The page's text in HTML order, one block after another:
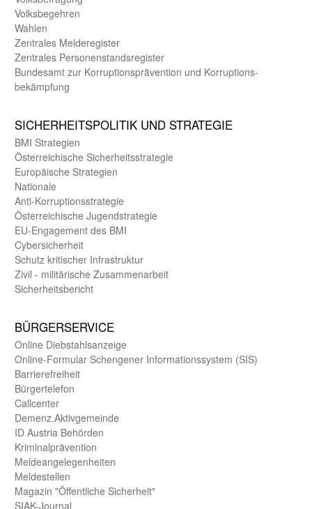
Volks­begehren
Wahlen
Zentrales Melde­register
Zentrales Personen­stands­register
Bundes­amt zur Korrup­tions­prävention und Korrup­tions­
bekämpfung
SICHER­HEITS­POLITIK UND STRATEGIE
BMI Strategien
Öster­reichische Sicherheits­strategie
Europäische Strategien
Nationale
Anti-Korruptions­strategie
Öster­reichische Jugend­strategie
EU-Engagement des BMI
Cybersicherheit
Schutz kritischer Infra­struktur
Zivil - militärische Zusammen­arbeit
Sicherheits­bericht
BÜRGER­SERVICE
Online Diebstahls­anzeige
Online-Formular Schengener Informationssystem (SIS)
Barriere­freiheit
Bürger­telefon
Call­center
Demenz.Aktiv­gemeinde
ID Austria Behörden
Kriminal­prävention
Melde­an­ge­le­gen­heiten
Meld­estellen
Magazin "Öffentliche Sicherheit"
SIAK-Journal